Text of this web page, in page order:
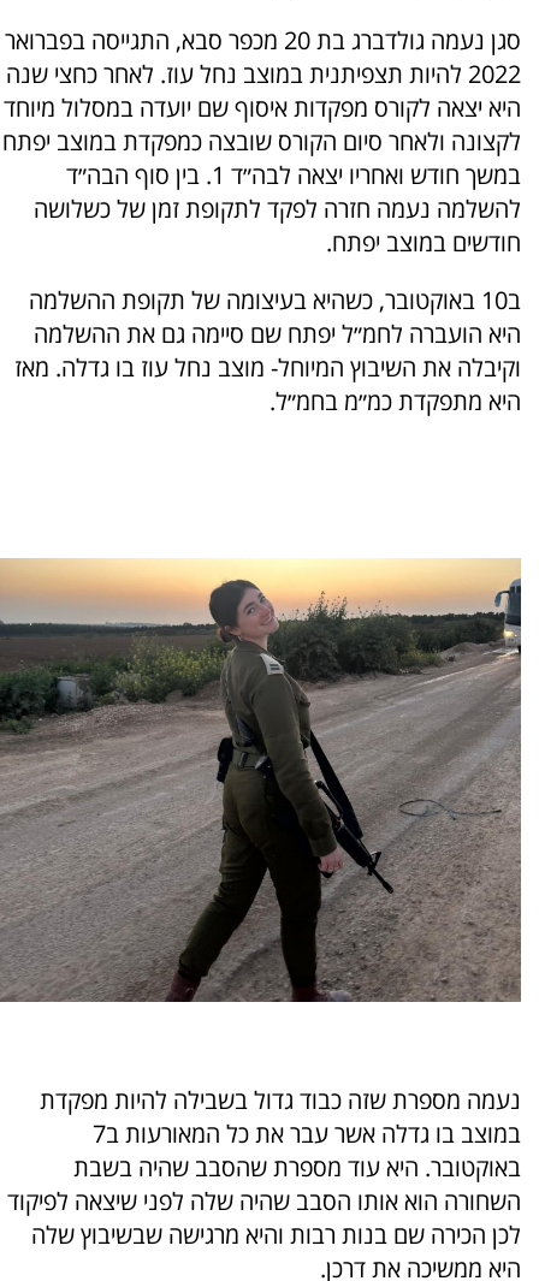
סגן נעמה גולדברג בת 20 מכפר סבא, התגייסה בפברואר
2022 להיות תצפיתנית במוצב נחל עוז. לאחר כחצי שנה
היא יצאה לקורס מפקדות איסוף שם יועדה במסלול מיוחד
לקצונה ולאחר סיום הקורס שובצה כמפקדת במוצב יפתח
במשך חודש ואחריו יצאה לבה״ד 1. בין סוף הבה״ד
להשלמה נעמה חזרה לפקד לתקופת זמן של כשלושה
חודשים במוצב יפתח.
ב10 באוקטובר, כשהיא בעיצומה של תקופת ההשלמה
היא הועברה לחמ״ל יפתח שם סיימה גם את ההשלמה
וקיבלה את השיבוץ המיוחל- מוצב נחל עוז בו גדלה. מאז
היא מתפקדת כמ״מ בחמ״ל.
נעמה מספרת שזה כבוד גדול בשבילה להיות מפקדת
במוצב בו גדלה אשר עבר את כל המאורעות ב7
באוקטובר. היא עוד מספרת שהסבב שהיה בשבת
השחורה הוא אותו הסבב שהיה שלה לפני שיצאה לפיקוד
לכן הכירה שם בנות רבות והיא מרגישה שבשיבוץ שלה
היא ממשיכה את דרכן.